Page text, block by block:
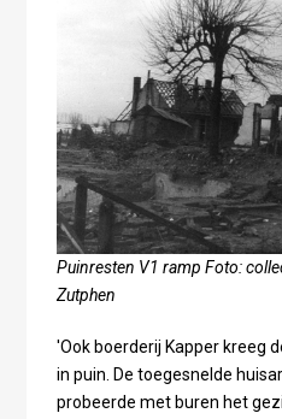
Puinresten V1 ramp Foto:
Zutphen
'Ook boerderij Kapper kreeg
in puin. De toegesnelde
probeerde met buren het